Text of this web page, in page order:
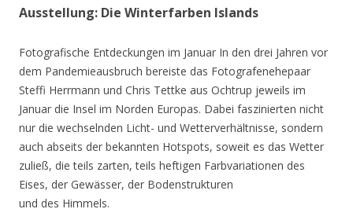
Ausstellung: Die Winterfarben Islands
Fotografische Entdeckungen im Januar In den drei Jahren vor
dem Pandemieausbruch bereiste das Fotografenehepaar
Steffi Herrmann und Chris Tettke aus Ochtrup jeweils im
Januar die Insel im Norden Europas. Dabei faszinierten nicht
nur die wechselnden Licht- und Wetterverhältnisse, sondern
auch abseits der bekannten Hotspots, soweit es das Wetter
zuließ, die teils zarten, teils heftigen Farbvariationen des
Eises, der Gewässer, der Bodenstrukturen
und des Himmels.